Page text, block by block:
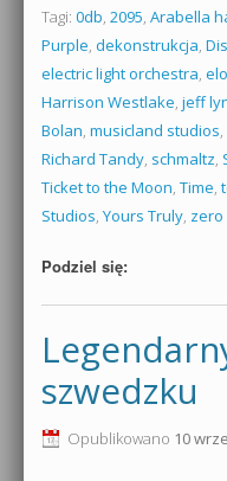
Tagi: 0db, 2095, Arabella
Purple, dekonstrukcja,
electric light orchestra, elo
Harrison Westlake, jeff
Bolan, musicland studios,
Richard Tandy, schmaltz,
Ticket to the Moon, Time,
Studios, Yours Truly, zero
Podziel się:
szwedzku
Opublikowano 10